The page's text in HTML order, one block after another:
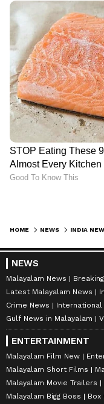
HOME NEWS INDIA
NEWS
Malayalam News
Latest Malayalam News
Crime News
International
Gulf News in Malayalam
ENTERTAINMENT
Malayalam Film New
Malayalam Short Films
Malayalam Movie Trailers
Malayalam Bigg Boss
Box